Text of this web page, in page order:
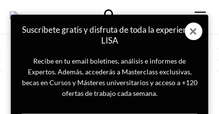
ETIQUETA
Cártel de Sinaloa
Suscríbete gratis y disfruta de toda la experiencia
LISA
Recibe en tu email boletines, análisis e informes de
Expertos. Además, accederás a Masterclass exclusivas,
becas en Cursos y Másteres universitarios y acceso a +120
ofertas de trabajo cada semana.